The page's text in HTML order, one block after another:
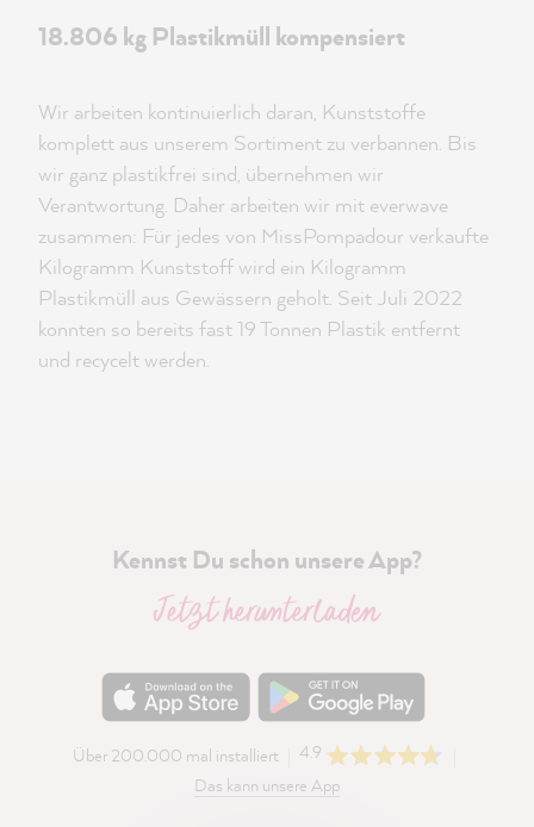
18.806 kg Plastikmüll kompensiert
Wir arbeiten kontinuierlich daran, Kunststoffe
komplett aus unserem Sortiment zu verbannen. Bis
wir ganz plastikfrei sind, übernehmen wir
Verantwortung. Daher arbeiten wir mit everwave
zusammen: Für jedes von MissPompadour verkaufte
Kilogramm Kunststoff wird ein Kilogramm
Plastikmüll aus Gewässern geholt. Seit Juli 2022
konnten so bereits fast 19 Tonnen Plastik entfernt
und recycelt werden.
Kennst Du schon unsere App?
Jetzt herunterladen
Über 200.000 mal installiert
4.9
Das kann unsere App